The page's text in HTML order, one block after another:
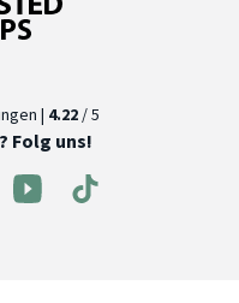
| 4.22 / 5
Folg uns!